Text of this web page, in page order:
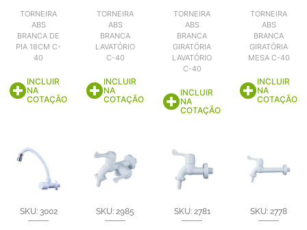
TORNEIRA
ABS
BRANCA DE
PIA 18CM C-
40
INCLUIR
NA
COTAÇÃO
TORNEIRA
ABS
BRANCA
LAVATÓRIO
C-40
INCLUIR
NA
COTAÇÃO
TORNEIRA
ABS
BRANCA
GIRATÓRIA
LAVATÓRIO
C-40
INCLUIR
NA
COTAÇÃO
TORNEIRA
ABS
BRANCA
GIRATÓRIA
MESA C-40
INCLUIR
NA
COTAÇÃO
SKU: 3002 SKU: 2985 SKU: 2781 SKU: 2778